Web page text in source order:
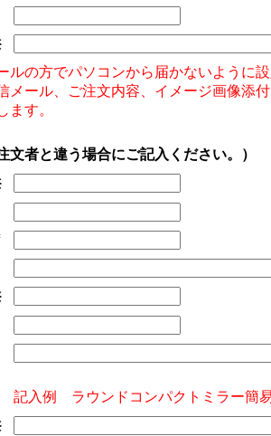
ルの方でパソコンから届かないように
メール、ご注文内容、イメージ画像添
ます。
文者と違う場合にご記入ください。）
記入例 ラウンドコンパクトミラー